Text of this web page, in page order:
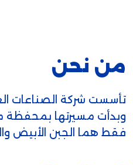
من نحن
وبدأت مسيرتها
فقط هما الجبن الأبيض